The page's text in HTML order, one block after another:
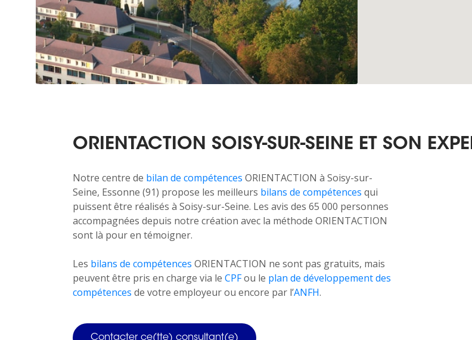
ORIENTACTION SOISY-SUR-SEINE ET SON
Notre centre de bilan de compétences ORIENTACTION à Soisy-sur-
Seine, Essonne (91) propose les meilleurs bilans de compétences qui
puissent être réalisés à Soisy-sur-Seine. Les avis des 65 000 personnes
accompagnées depuis notre création avec la méthode ORIENTACTION
sont là pour en témoigner.
Les bilans de compétences ORIENTACTION ne sont pas gratuits, mais
peuvent être pris en charge via le CPFou le plan de développement des
compétences de votre employeur ou encore par l’ANFH.
Contacter ce(tte) consultant(e)